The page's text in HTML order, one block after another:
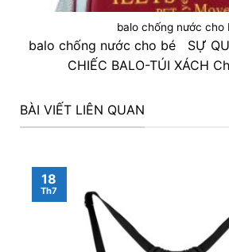
balo chống nước cho
balo chống nước cho bé SỰ
CHIẾC BALO-TÚI XÁCH
BÀI VIẾT LIÊN QUAN
18
Th7